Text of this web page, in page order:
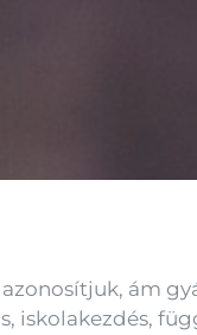
ám
iskolakezdés,